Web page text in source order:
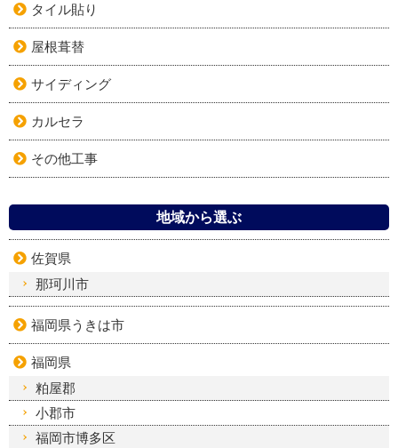
タイル貼り
屋根葺替
サイディング
カルセラ
その他工事
地域から選ぶ
佐賀県
那珂川市
福岡県うきは市
福岡県
粕屋郡
小郡市
福岡市博多区